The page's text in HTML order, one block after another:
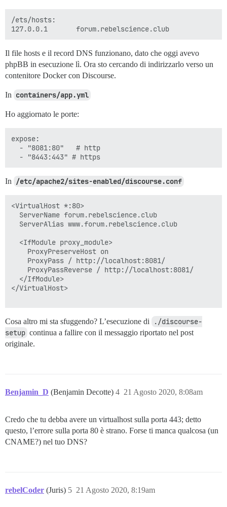
/ets/hosts:
Il file hosts e il record DNS funzionano, dato che oggi avevo
phpBB in esecuzione lì. Ora sto cercando di indirizzarlo verso un
contenitore Docker con Discourse.
In containers/app.yml
Ho aggiornato le porte:
expose:
  - "8081:80"   # http
In /etc/apache2/sites-enabled/discourse.conf
<VirtualHost *:80>
  ServerName forum.rebelscience.club
  ServerAlias www.forum.rebelscience.club
  <IfModule proxy_module>
    ProxyPreserveHost on
    ProxyPass / http://localhost:8081/
    ProxyPassReverse / http://localhost:8081/
  </IfModule>
</VirtualHost>
Cosa altro mi sta sfuggendo? L’esecuzione di
./discourse-
setup continua a fallire con il messaggio riportato nel post
originale.
Benjamin_D (Benjamin Decotte) 21 Agosto 2020, 8:08am
4
Credo che tu debba avere un virtualhost sulla porta 443; detto
questo, l’errore sulla porta 80 è strano. Forse ti manca qualcosa (un
CNAME?) nel tuo DNS?
rebelCoder (Juris) 21 Agosto 2020, 8:19am
5